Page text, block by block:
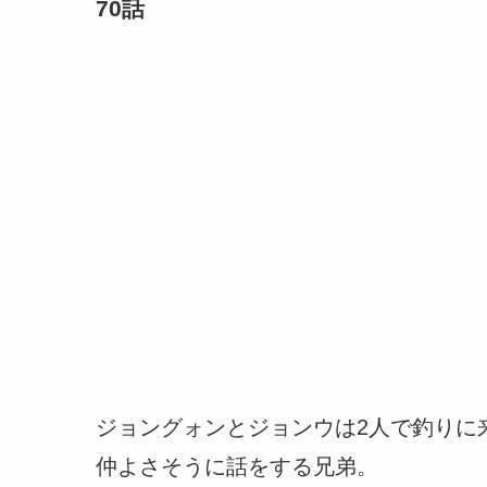
70話
ジョングォンとジョンウは2人で釣りに
仲よさそうに話をする兄弟。